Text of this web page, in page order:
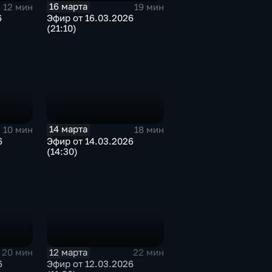
12 мин
16 марта
19 мин
Эфир от 16.03.2026
(21:10)
10 мин
14 марта
18 мин
Эфир от 14.03.2026
(14:30)
20 мин
12 марта
22 мин
Эфир от 12.03.2026